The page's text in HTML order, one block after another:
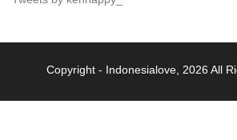
Copyright - Indonesialove, 2026 All